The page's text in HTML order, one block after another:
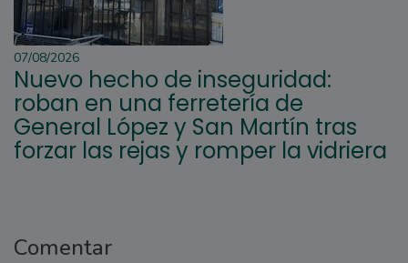
07/08/2026
Nuevo hecho de inseguridad:
roban en una ferretería de
General López y San Martín tras
forzar las rejas y romper la vidriera
Comentar